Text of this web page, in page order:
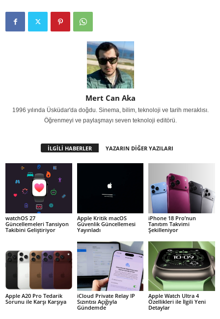
Mert Can Aka
1996 yılında Üsküdar'da doğdu. Sinema, bilim, teknoloji ve tarih meraklısı.
Öğrenmeyi ve paylaşmayı seven teknoloji editörü.
İLGİLİ HABERLER YAZARIN DİĞER YAZILARI
watchOS 27
Güncellemeleri Tansiyon
Takibini Geliştiriyor
Apple Kritik macOS
Güvenlik Güncellemesi
Yayınladı
iPhone 18 Pro’nun
Tanıtım Takvimi
Şekilleniyor
Apple A20 Pro Tedarik
Sorunu ile Karşı Karşıya
iCloud Private Relay IP
Sızıntısı Açığıyla
Gündemde
Apple Watch Ultra 4
Özellikleri ile İlgili Yeni
Detaylar